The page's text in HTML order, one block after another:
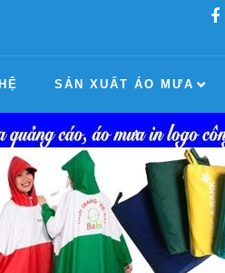
SẢN XUẤT ÁO MƯA